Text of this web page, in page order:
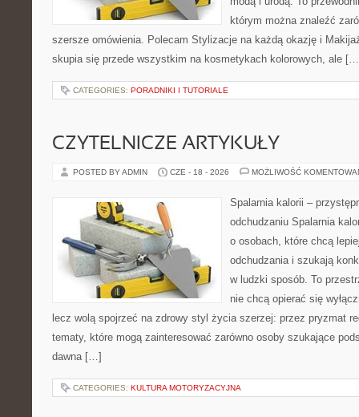
którym można znaleźć
szersze omówienia. Polecam Stylizacje na każdą okazję i
skupia się przede wszystkim na kosmetykach kolorowych, ale
CATEGORIES: PORADNIKI I TUTORIALE
CZYTELNICZE ARTYKUŁY
POSTED BY ADMIN CZE - 18 - 2026 MOŻLIWOŚĆ
Spalarnia kalorii –
odchudzaniu Spalarnia
o osobach, które chcą
odchudzania i szukają
w ludzki sposób. To
nie chcą opierać się
lecz wolą spojrzeć na zdrowy styl życia szerzej: przez pryzmat
tematy, które mogą zainteresować zarówno osoby szukające
dawna […]
CATEGORIES: KULTURA MOTORYZACYJNA